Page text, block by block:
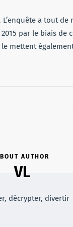
a tout
par le biais de
mettent
AUTHOR
VL
décrypter, divertir